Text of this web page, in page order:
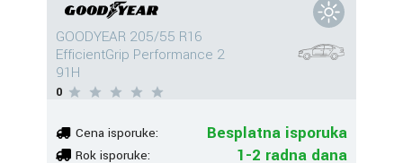
GOODYEAR 205/55 R16
EfficientGrip Performance 2
91H
0
Cena isporuke: Besplatna isporuka
Rok isporuke: 1-2 radna dana